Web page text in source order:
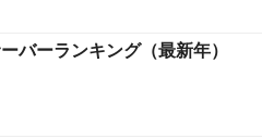
バーランキング（最新年）